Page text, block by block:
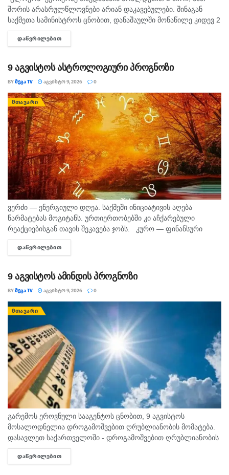
შორის არასრულწლოვნები არიან დაკავებულები. შინაგან
საქმეთა სამინისტროს ცნობით, დანაშაულში მონაწილე კიდევ 2
პირის დაკავების მიზნით შესაბამისი ღონისძიებები ტარდება.
შინაგან საქმეთა სამინისტროს თბილისის პოლიციის
ᲓᲐᲬᲕᲠᲘᲚᲔᲑᲘᲗ
9 აგვისტოს ასტროლოგიური პროგნოზი
BYᲛᲔᲒᲐ TV ᲐᲒᲕᲘᲡᲢᲝ 9, 2026 0
ᲛᲗᲐᲕᲐᲠᲘ
ვერძი — ენერგიული დღეა. საქმეში ინიციატივის აღება
წარმატებას მოგიტანს. ურთიერთობებში კი აჩქარებული
რეაქციებისგან თავის შეკავება ჯობს. კურო — ფინანსური
საკითხების მოსაგვარებლად კარგი დღეა. შეიძლება
საინტერესო შესაძლებლობა გამოჩნდეს. პირად ცხოვრებაში...
ᲓᲐᲬᲕᲠᲘᲚᲔᲑᲘᲗ
9 აგვისტოს ამინდის პროგნოზი
BYᲛᲔᲒᲐ TV ᲐᲒᲕᲘᲡᲢᲝ 9, 2026 0
ᲛᲗᲐᲕᲐᲠᲘ
გარემოს ეროვნული სააგენტოს ცნობით, 9 აგვისტოს
მოსალოდნელია დროგამოშვებით ღრუბლიანობის მომატება.
დასავლეთ საქართველოში - დროგამოშვებით ღრუბლიანობის
მომატება. უმეტეს რაიონში ხანმოკლე წვიმა და ელჭექი, ზოგან
ძლიერი. დასავლეთის ქარი 10-15 მ/წმ, ელჭექის დროს
ᲓᲐᲬᲕᲠᲘᲚᲔᲑᲘᲗ